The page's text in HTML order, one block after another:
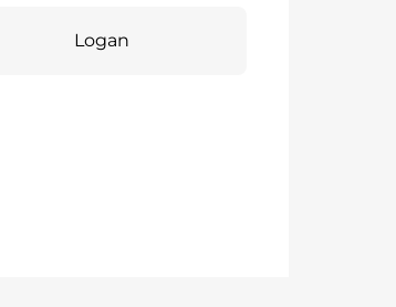
Logan